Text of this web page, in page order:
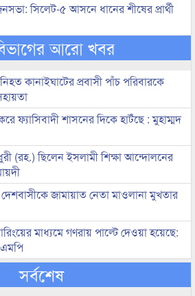
সিলেট-৫ আসনে ধানের শীষের প্রার্থী
আরো খবর
কানাইঘাটের প্রবাসী পাঁচ পরিবারকে
ফ্যাসিবাদী শাসনের দিকে হাটঁছে : মুহাম্মদ
(রহ.) ছিলেন ইসলামী শিক্ষা আন্দোলনের
জামায়াত নেতা মাওলানা মুখতার
মাধ্যমে গণরায় পাল্টে দেওয়া হয়েছে:
সর্বশেষ